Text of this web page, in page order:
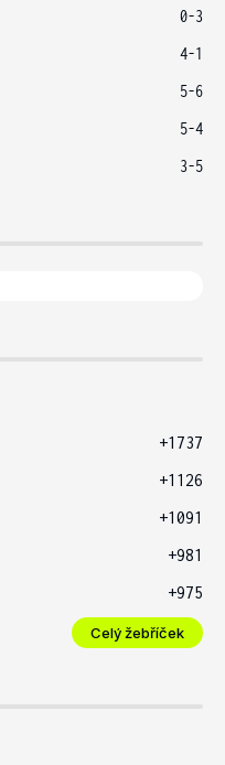
0-3
4-1
5-6
5-4
3-5
+1737
+1126
+1091
+981
+975
Celý žebříček